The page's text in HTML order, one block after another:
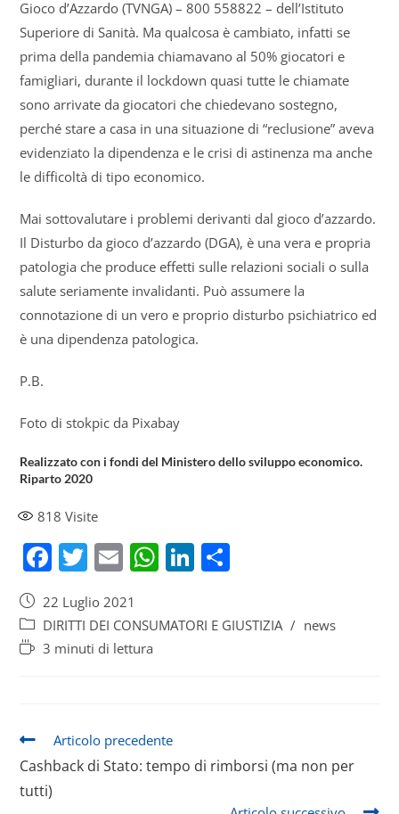
Gioco d’Azzardo (TVNGA) – 800 558822 – dell’Istituto
Superiore di Sanità. Ma qualcosa è cambiato, infatti se
prima della pandemia chiamavano al 50% giocatori e
famigliari, durante il lockdown quasi tutte le chiamate
sono arrivate da giocatori che chiedevano sostegno,
perché stare a casa in una situazione di “reclusione” aveva
evidenziato la dipendenza e le crisi di astinenza ma anche
le difficoltà di tipo economico.
Mai sottovalutare i problemi derivanti dal gioco d’azzardo.
Il Disturbo da gioco d’azzardo (DGA), è una vera e propria
patologia che produce effetti sulle relazioni sociali o sulla
salute seriamente invalidanti. Può assumere la
connotazione di un vero e proprio disturbo psichiatrico ed
è una dipendenza patologica.
P.B.
Foto di stokpic da Pixabay
Realizzato con i fondi del Ministero dello sviluppo economico.
Riparto 2020
818 Visite
F
c
e
o
k
T
itt
er
E
ai
l
W
at
s
p
Li
k
e
ar
e
22 Luglio 2021
DIRITTI DEI CONSUMATORI E GIUSTIZIA / news
3 minuti di lettura
Articolo precedente
Cashback di Stato: tempo di rimborsi (ma non per
tutti)